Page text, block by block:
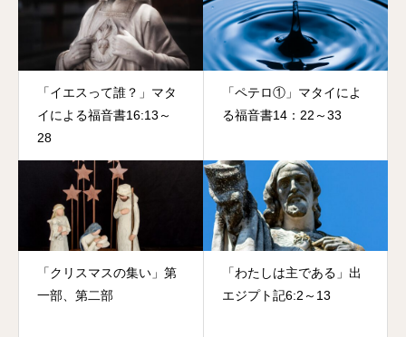
「イエスって誰？」マタ
イによる福音書16:13～
28
「ペテロ①」マタイによ
る福音書14：22～33
「クリスマスの集い」第
一部、第二部
「わたしは主である」出
エジプト記6:2～13